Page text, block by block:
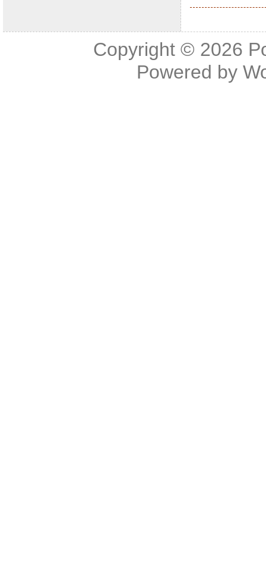
Copyright © 2026
Powered by